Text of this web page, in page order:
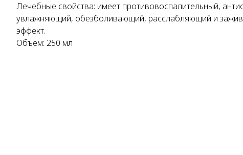
Лечебные свойства: имеет противовоспалительный,
увлажняющий, обезболивающий, расслабляющий и
эффект.
Объем: 250 мл